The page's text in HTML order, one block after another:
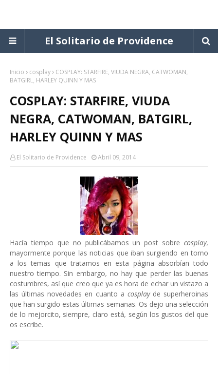
El Solitario de Providence
Inicio cosplay
COSPLAY: STARFIRE, VIUDA NEGRA, CATWOMAN,
BATGIRL, HARLEY QUINN Y MAS
COSPLAY: STARFIRE, VIUDA
NEGRA, CATWOMAN, BATGIRL,
HARLEY QUINN Y MAS
El Solitario de Providence Abril 09, 2014
Hacía tiempo que no publicábamos un post sobre cosplay,
mayormente porque las noticias que iban surgiendo en torno
a los temas que tratamos en esta página absorbían todo
nuestro tiempo. Sin embargo, no hay que perder las buenas
costumbres, así que creo que ya es hora de echar un vistazo a
las últimas novedades en cuanto a cosplayde superheroinas
que han surgido estas últimas semanas. Os dejo una selección
de lo mejorcito, siempre, claro está, según los gustos del que
os escribe.